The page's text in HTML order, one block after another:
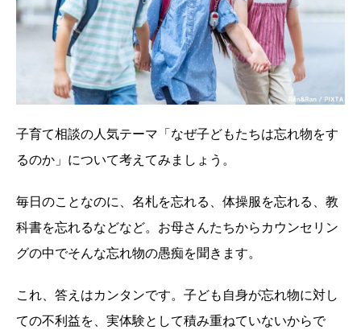
子育て相談の人気テーマ「なぜ子どもたちは忘れ物をす
るのか」について考えてみましょう。
毎日のことなのに、名札を忘れる、体操服を忘れる、教
科書を忘れるなどなど。お母さんたちからカウンセリン
グの中でそんな忘れ物の愚痴を聞きます。
これ、答えはカンタンです。子ども自身が忘れ物に対し
ての不利益を、実体験として積み重ねていないからで